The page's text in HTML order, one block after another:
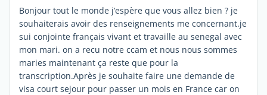
Bonjour tout le monde j’espère que vous allez bien ? je
souhaiterais avoir des renseignements me concernant.je
sui conjointe français vivant et travaille au senegal avec
mon mari. on a recu notre ccam et nous nous sommes
maries maintenant ça reste que pour la
transcription.Après je souhaite faire une demande de
visa court sejour pour passer un mois en France car on